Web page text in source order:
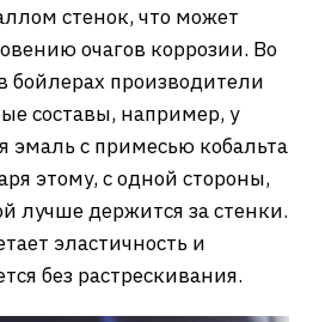
стенок, что может
очагов коррозии. Во
бойлерах производители
составы, например, у
эмаль с примесью кобальта
этому, с одной стороны,
лучше держится за стенки.
эластичность и
без растрескивания.